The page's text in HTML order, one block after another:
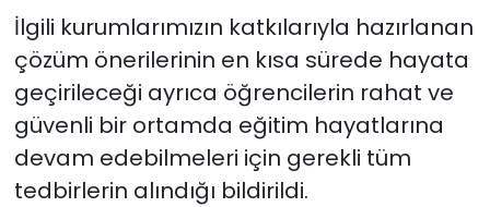
İlgili kurumlarımızın katkılarıyla hazırlanan
çözüm önerilerinin en kısa sürede hayata
geçirileceği ayrıca öğrencilerin rahat ve
güvenli bir ortamda eğitim hayatlarına
devam edebilmeleri için gerekli tüm
tedbirlerin alındığı bildirildi.